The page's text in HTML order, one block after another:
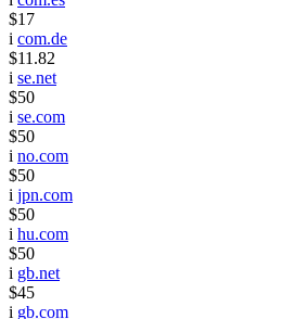
$17
i com.de
$11.82
i se.net
$50
i se.com
$50
i no.com
$50
i jpn.com
$50
i hu.com
$50
i gb.net
$45
i gb.com